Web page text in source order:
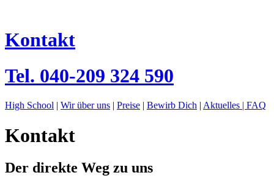
Kontakt
Tel. 040-209 324 590
High School | Wir über uns | Preise | Bewirb Dich | Aktuelles | FAQ
Kontakt
Der direkte Weg zu uns